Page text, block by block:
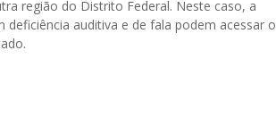
região do Distrito Federal. Neste caso, a
auditiva e de fala podem acessar o